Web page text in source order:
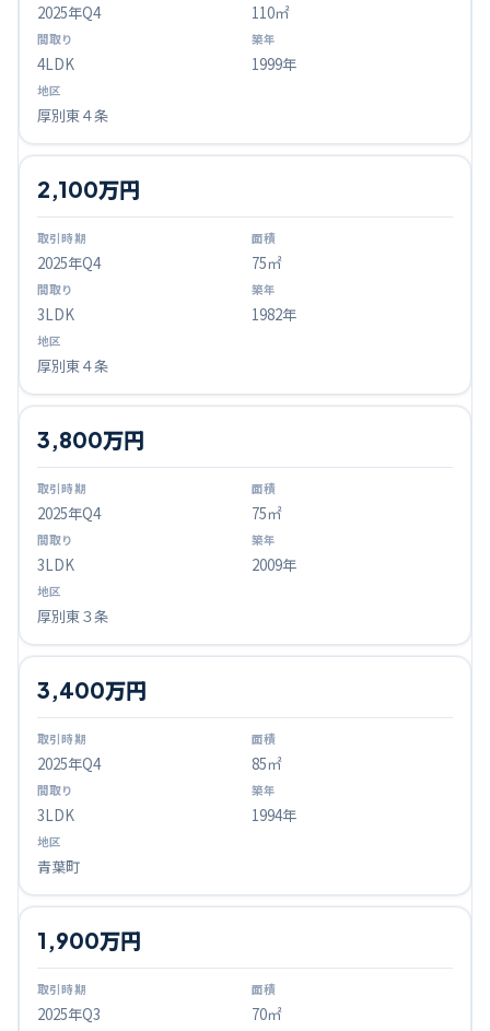
2025年Q4 110㎡
4LDK 1999年
厚別東４条
2025年Q4
2,100万円
75㎡
3LDK 1982年
厚別東４条
2025年Q4
3,800万円
75㎡
3LDK 2009年
厚別東３条
2025年Q4
3,400万円
85㎡
3LDK 1994年
青葉町
2025年Q3
1,900万円
70㎡